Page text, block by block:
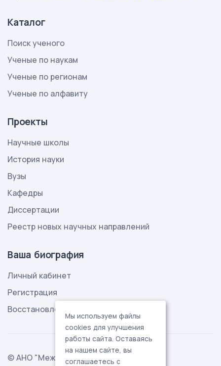
Каталог
Поиск ученого
Ученые по наукам
Ученые по регионам
Ученые по алфавиту
Проекты
Научные школы
История науки
Вузы
Кафедры
Диссертации
Реестр новых научных направлений
Ваша биография
Личный кабинет
Регистрация
Восстановление пароля
© АНО "Международная ассоциация
Мы используем файлы
cookies для улучшения
работы сайта. Оставаясь
на нашем сайте, вы
соглашаетесь с